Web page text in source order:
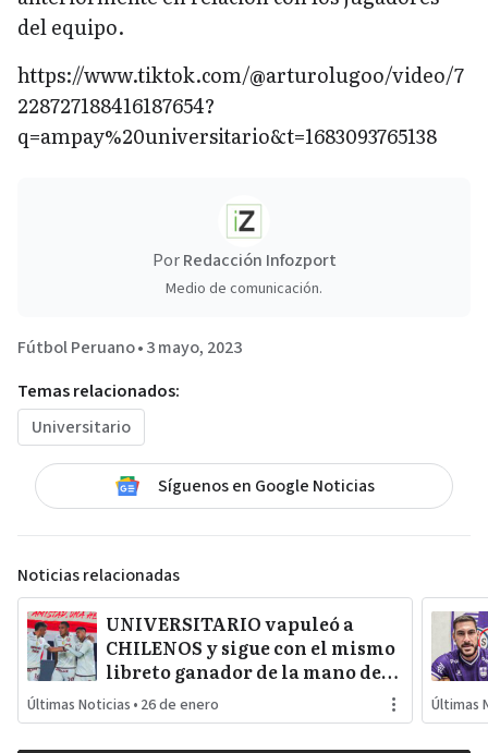
del equipo.
https://www.tiktok.com/@arturolugoo/video/7
228727188416187654?
q=ampay%20universitario&t=1683093765138
PorRedacción Infozport
Medio de comunicación.
Fútbol Peruano•3 mayo, 2023
Temas relacionados:
Universitario
Síguenos en Google Noticias
Noticias relacionadas
UNIVERSITARIO vapuleó a
CHILENOS y sigue con el mismo
libreto ganador de la mano de
su técnico español JAVIER
RABANAL
Últimas Noticias • 26 de enero Últimas